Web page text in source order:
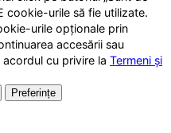
cookie-urile să fie utilizate.
urile opționale prin
accesării sau
cu privire la Termeni și
Preferințe